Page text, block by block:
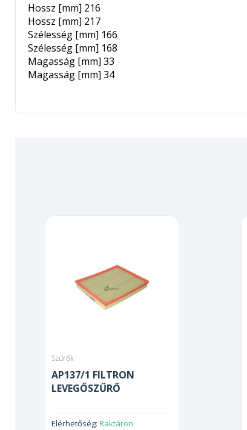
Hossz [mm] 216
Hossz [mm] 217
Szélesség [mm] 166
Szélesség [mm] 168
Magasság [mm] 33
Magasság [mm] 34
Szűrők
AP137/1 FILTRON
LEVEGŐSZŰRŐ
Elérhetőség: Raktáron